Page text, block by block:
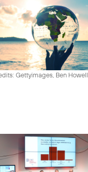
Gettyimages, Ben Howell